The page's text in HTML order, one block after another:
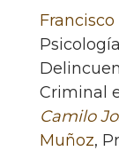
Criminal
Camilo
Muñoz,